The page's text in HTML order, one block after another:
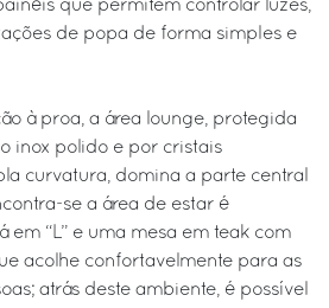
que permitem controlar luzes,
de popa de forma simples e
à proa, a área lounge, protegida
inox polido e por cristais
curvatura, domina a parte central
se a área de estar é
em “L” e uma mesa em teak com
acolhe confortavelmente para as
atrás deste ambiente, é possível